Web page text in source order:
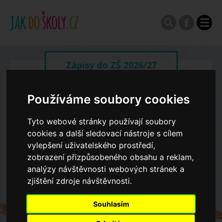
Používáme soubory cookies
Tyto webové stránky používají soubory
cookies a další sledovací nástroje s cílem
vylepšení uživatelského prostředí,
zobrazení přizpůsobeného obsahu a reklam,
analýzy návštěvnosti webových stránek a
zjištění zdroje návštěvnosti.
Souhlasím
Zápisy do ZŠ 2026/27
Výroční zprávy
Spádové oblasti ZŠ
Koncepce školství
Dny otevřených dveří ZŠ